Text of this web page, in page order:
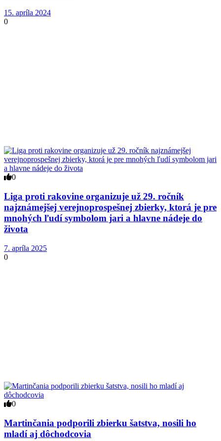
15. apríla 2024
0
0
Liga proti rakovine organizuje už 29. ročník
najznámejšej verejnoprospešnej zbierky, ktorá je pre
mnohých ľudí symbolom jari a hlavne nádeje do
života
7. apríla 2025
0
0
Martinčania podporili zbierku šatstva, nosili ho
mladí aj dôchodcovia